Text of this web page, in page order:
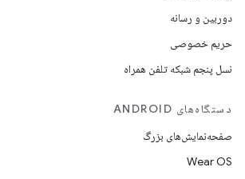
دوربین و رسانه
حریم خصوصی
نسل پنجم شبکه تلفن همراه
دستگاه‌های ANDROID
صفحه‌نمایش‌های بزرگ
Wear OS